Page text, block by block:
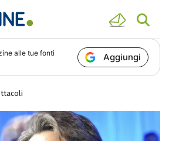
alle tue fonti
Aggiungi